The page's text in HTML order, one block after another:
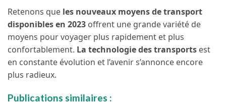
Retenons que les nouveaux moyens de transport
disponibles en 2023 offrent une grande variété de
moyens pour voyager plus rapidement et plus
confortablement. La technologie des transports est
en constante évolution et l’avenir s’annonce encore
plus radieux.
Publications similaires :